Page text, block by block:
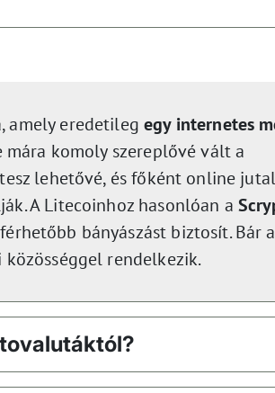
amely eredetilegegy internetes
mára komoly szereplővé vált a
lehetővé, és főként online
A Litecoinhoz hasonlóan a
bányászást biztosít. Bár a
rendelkezik.